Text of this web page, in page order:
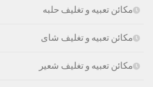
مكائن تعبيه و تغليف حلبه
مكائن تعبيه و تغليف شاى
مكائن تعبيه و تغليف شعير